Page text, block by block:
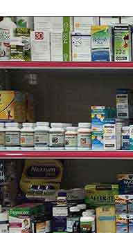
Thành phần viên
Nature’s Bounty